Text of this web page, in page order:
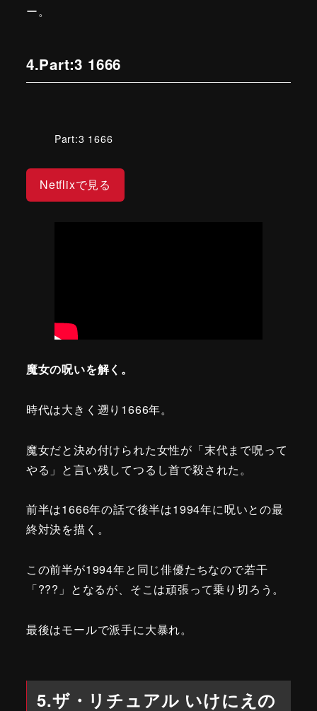
ー。
4.Part:3 1666
Part:3 1666
Netflixで見る
魔女の呪いを解く。
時代は大きく遡り1666年。
魔女だと決め付けられた女性が「末代まで呪って
やる」と言い残してつるし首で殺された。
前半は1666年の話で後半は1994年に呪いとの最
終対決を描く。
この前半が1994年と同じ俳優たちなので若干
「???」となるが、そこは頑張って乗り切ろう。
最後はモールで派手に大暴れ。
5.ザ・リチュアル いけにえの